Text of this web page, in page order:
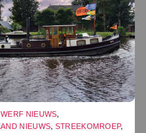
NIEUWS,
NIEUWS, STREEKOMROEP,